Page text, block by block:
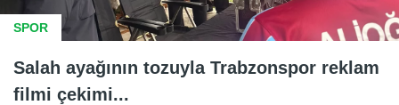
SPOR
Salah ayağının tozuyla Trabzonspor reklam
filmi çekimi...